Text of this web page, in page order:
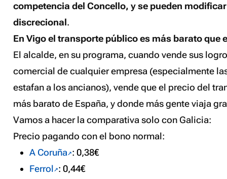
competencia del Concello, y se pueden
discrecional.
En Vigo el transporte público es más barato que
El alcalde, en su programa, cuando vende sus
comercial de cualquier empresa (especialmente
estafan a los ancianos), vende que el precio del
más barato de España, y donde más gente viaja
Vamos a hacer la comparativa solo con Galicia:
Precio pagando con el bono normal:
A Coruña : 0,38€
Ferrol : 0,44€